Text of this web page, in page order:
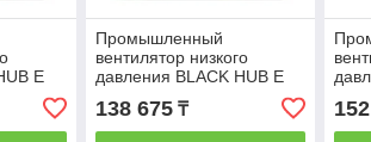
E
Промышленный
вентилятор низкого
давления BLACK HUB E
138 675₸